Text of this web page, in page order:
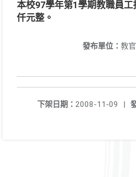
本校97學年第1學期教職員
仟元整。
發布單位： 教
下架日期： 2008-11-09
|